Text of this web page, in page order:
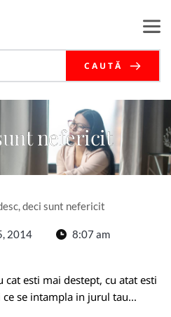
CAUTĂ
nefericit
deci sunt nefericit
2014
8:07 am
cat esti mai destept, cu atat esti
se intampla in jurul tau...